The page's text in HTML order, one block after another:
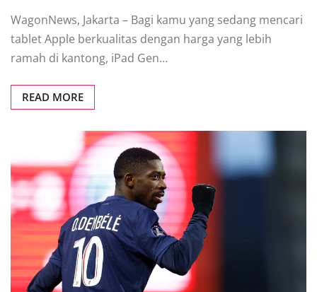
WagonNews, Jakarta – Bagi kamu yang sedang mencari
tablet Apple berkualitas dengan harga yang lebih
ramah di kantong, iPad Gen…
READ MORE